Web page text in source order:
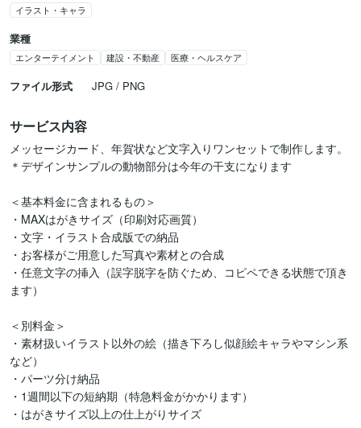
イラスト・キャラ
業種
エンターテイメント 建設・不動産 医療・ヘルスケア
ファイル形式 JPG / PNG
サービス内容
メッセージカード、年賀状など文字入りワンセットで制作します。
＊デザインサンプルの動物部分は今年の干支になります
＜基本料金に含まれるもの＞
・MAXはがきサイズ（印刷対応画質）
・文字・イラスト合成版での納品
・お客様がご用意した写真や素材との合成
・任意文字の挿入（誤字脱字を防ぐため、コピペできる状態で頂き
ます）
＜別料金＞
・素材扱いイラスト以外の絵（描き下ろし似顔絵キャラやマシン系
など）
・パーツ分け納品
・1週間以下の短納期（特急料金がかかります）
・はがきサイズ以上の仕上がりサイズ